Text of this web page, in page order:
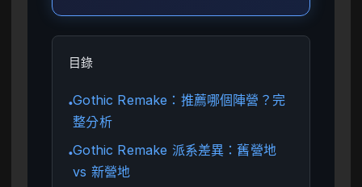
目錄
●Gothic Remake：推薦哪個陣營？完
整分析
●Gothic Remake 派系差異：舊營地
vs 新營地